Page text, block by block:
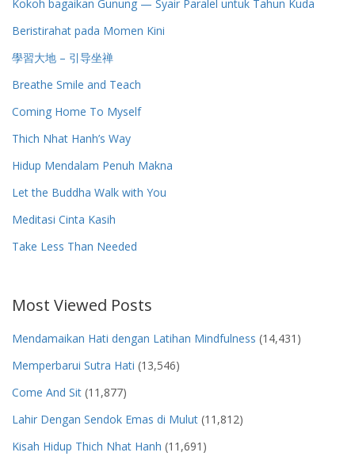
Kokoh bagaikan Gunung — Syair Paralel untuk Tahun Kuda
Beristirahat pada Momen Kini
學習大地 – 引导坐禅
Breathe Smile and Teach
Coming Home To Myself
Thich Nhat Hanh’s Way
Hidup Mendalam Penuh Makna
Let the Buddha Walk with You
Meditasi Cinta Kasih
Take Less Than Needed
Most Viewed Posts
Mendamaikan Hati dengan Latihan Mindfulness (14,431)
Memperbarui Sutra Hati (13,546)
Come And Sit (11,877)
Lahir Dengan Sendok Emas di Mulut (11,812)
Kisah Hidup Thich Nhat Hanh (11,691)